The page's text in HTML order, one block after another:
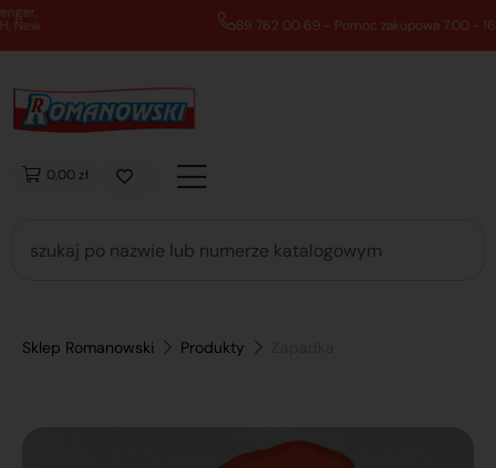
89 762 00 69 - Pomoc zakupowa 7:00 - 16:00
0,00 zł
Sklep Romanowski Produkty